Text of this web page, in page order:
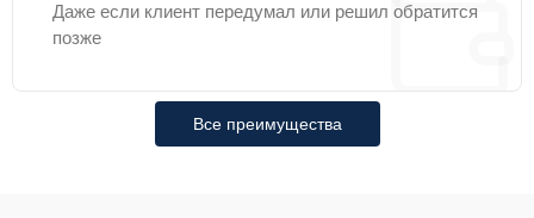
Даже если клиент передумал или решил обратится
позже
Все преимущества